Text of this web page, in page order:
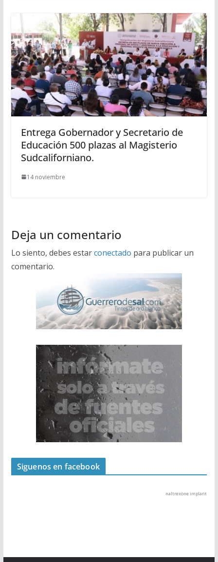
Entrega Gobernador y Secretario de
Educación 500 plazas al Magisterio
Sudcaliforniano.
14 noviembre
Deja un comentario
Lo siento, debes estarconectado para publicar un
comentario.
Siguenos en facebook
naltrexone implant